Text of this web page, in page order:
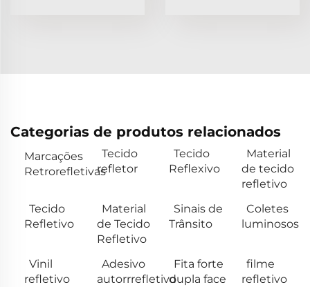
Categorias de produtos relacionados
Marcações
Retrorefletivas
Tecido
refletor
Tecido
Reflexivo
Material
de tecido
refletivo
Tecido
Refletivo
Material
de Tecido
Refletivo
Sinais de
Trânsito
Coletes
luminosos
Vinil
refletivo
Adesivo
autorrrefletivo
Fita forte
dupla face
filme
refletivo